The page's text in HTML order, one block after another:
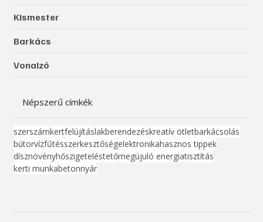
Kismester
Barkács
Vonalzó
Népszerű címkék
szerszámkertfelújításlakberendezéskreatív ötletbarkácsolás
bútorvízfűtésszerkesztőségelektronikahasznos tippek
dísznövényhőszigeteléstetőmegújuló energiatisztítás
kerti munkabetonnyár